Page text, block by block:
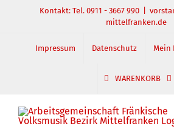
springen
Kontakt: Tel. 0911 - 3667 990
mittelfranken.de
Impressum Datenschutz Mein
WARENKORB